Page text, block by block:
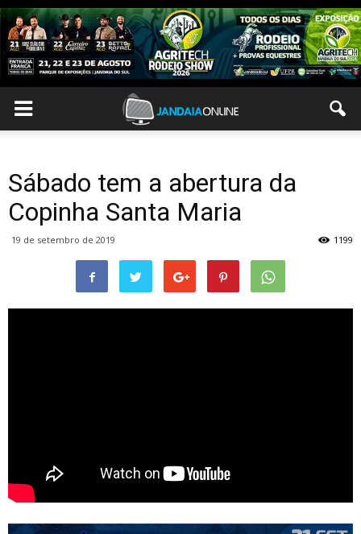
Sábado tem a abertura da
Copinha Santa Maria
19 de setembro de 2019 1199